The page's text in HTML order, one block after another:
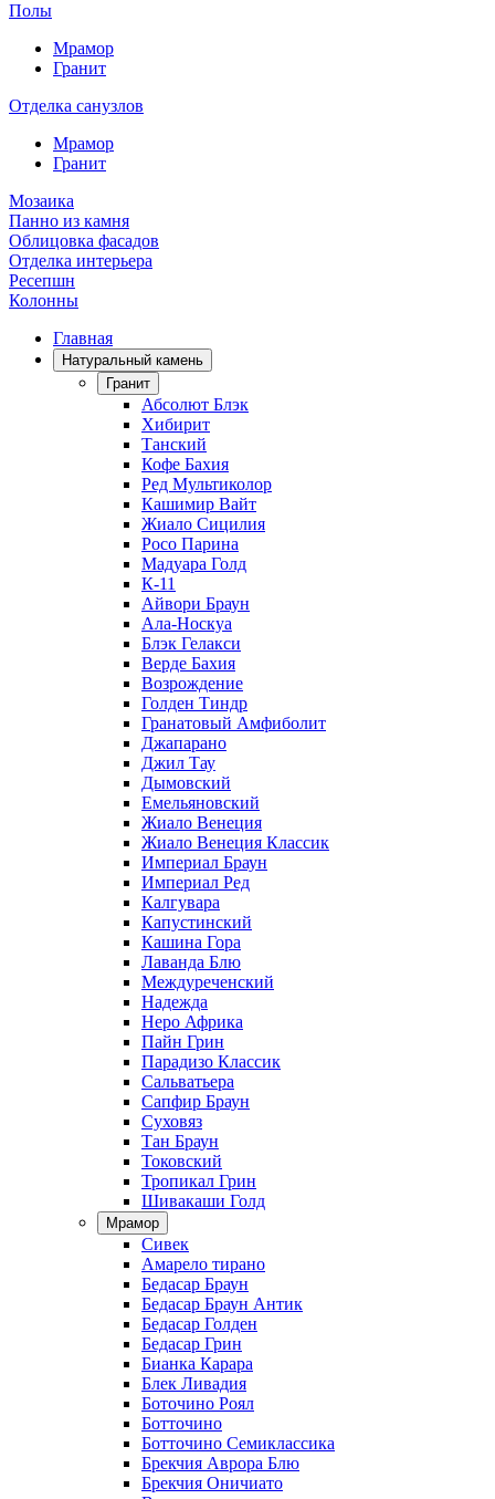
Полы
Мрамор
Гранит
Отделка санузлов
Мрамор
Гранит
Мозаика
Панно из камня
Облицовка фасадов
Отделка интерьера
Ресепшн
Колонны
Главная
Натуральный камень
Гранит
Абсолют Блэк
Хибирит
Танский
Кофе Бахия
Ред Мультиколор
Кашимир Вайт
Жиало Сицилия
Росо Парина
Мадуара Голд
К-11
Айвори Браун
Ала-Носкуа
Блэк Гелакси
Верде Бахия
Возрождение
Голден Тиндр
Гранатовый Амфиболит
Джапарано
Джил Тау
Дымовский
Емельяновский
Жиало Венеция
Жиало Венеция Классик
Империал Браун
Империал Ред
Калгувара
Капустинский
Кашина Гора
Лаванда Блю
Междуреченский
Надежда
Неро Африка
Пайн Грин
Парадизо Классик
Сальватьера
Сапфир Браун
Суховяз
Тан Браун
Токовский
Тропикал Грин
Шивакаши Голд
Мрамор
Сивек
Амарело тирано
Бедасар Браун
Бедасар Браун Антик
Бедасар Голден
Бедасар Грин
Бианка Карара
Блек Ливадия
Боточино Роял
Ботточино
Ботточино Семиклассика
Брекчия Аврора Блю
Брекчия Оничиато